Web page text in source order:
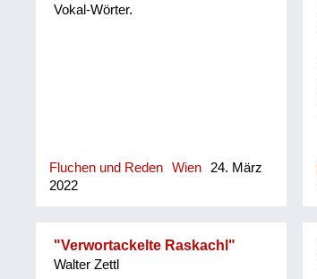
Vokal-Wörter.
Fluchen und Reden Wien
24. März
2022
"Verwortackelte Raskachl"
Walter Zettl